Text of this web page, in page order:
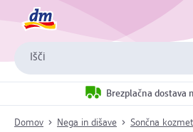
Išči
Brezplačna dostava
Domov Nega in dišave Sončna